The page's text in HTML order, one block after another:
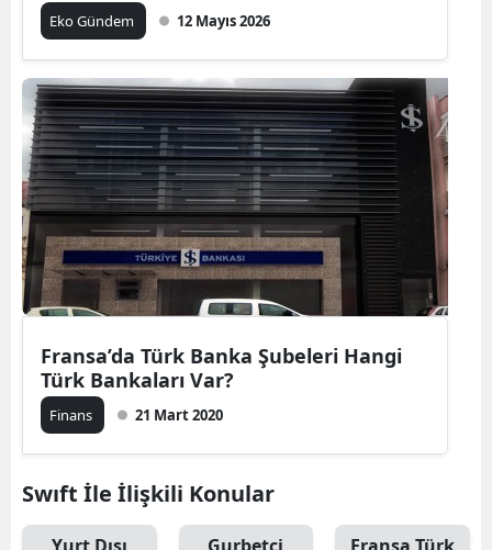
Eko Gündem 12 Mayıs 2026
Fransa’da Türk Banka Şubeleri Hangi
Türk Bankaları Var?
Finans 21 Mart 2020
Swıft İle İlişkili Konular